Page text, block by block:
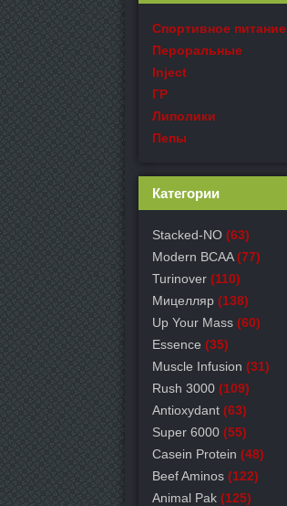
Спортивное питание
Пероральные
Inject
ГР
Липолики
Пепы
Категории
Stacked-NO (63)
Modern BCAA (77)
Turinover (110)
Мицелляр (138)
Up Your Mass (60)
Essence (35)
Muscle Infusion (31)
Rush 3000 (109)
Antioxydant (63)
Super 6000 (55)
Casein Protein (48)
Beef Aminos (122)
Animal Pak (125)